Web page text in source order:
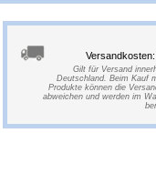
Gilt für Versand
Deutschland. Beim Kauf
Produkte können die
abweichen und werden im